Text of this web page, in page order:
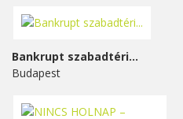
Bankrupt szabadtéri...
Budapest